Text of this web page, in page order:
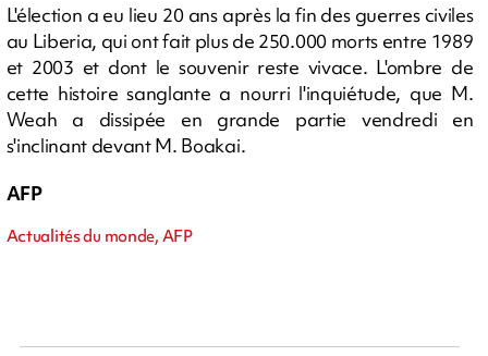
L'élection a eu lieu 20 ans après la fin des guerres civiles
au Liberia, qui ont fait plus de 250.000 morts entre 1989
et 2003 et dont le souvenir reste vivace. L'ombre de
cette histoire sanglante a nourri l'inquiétude, que M.
Weah a dissipée en grande partie vendredi en
s'inclinant devant M. Boakai.
AFP
Actualités du monde, AFP